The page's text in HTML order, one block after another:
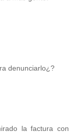
denunciarlo¿?
la factura con